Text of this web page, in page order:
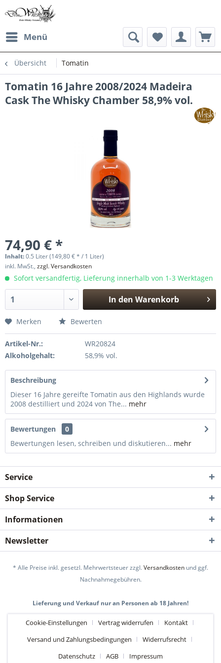
Menü
Übersicht Tomatin
Tomatin 16 Jahre 2008/2024 Madeira
Cask The Whisky Chamber 58,9% vol.
74,90 € *
Inhalt:0.5 Liter (149,80 € * / 1 Liter)
inkl. MwSt., zzgl. Versandkosten
Sofort versandfertig, Lieferung innerhalb von 1-3 Werktagen
In den Warenkorb
Merken Bewerten
Artikel-Nr.:
WR20824
Alkoholgehalt:
58,9% vol.
Beschreibung
Dieser 16 Jahre gereifte Tomatin aus den Highlands wurde
2008 destilliert und 2024 von The... mehr
Bewertungen
0
Bewertungen lesen, schreiben und diskutieren... mehr
Service
Shop Service
Informationen
Newsletter
* Alle Preise inkl. gesetzl. Mehrwertsteuer zzgl.Versandkosten und ggf.
Nachnahmegebühren.
Lieferung und Verkauf nur an Personen ab 18 Jahren!
Cookie-Einstellungen Vertrag widerrufen
Kontakt
Versand und Zahlungsbedingungen
Widerrufsrecht
Datenschutz
AGB Impressum